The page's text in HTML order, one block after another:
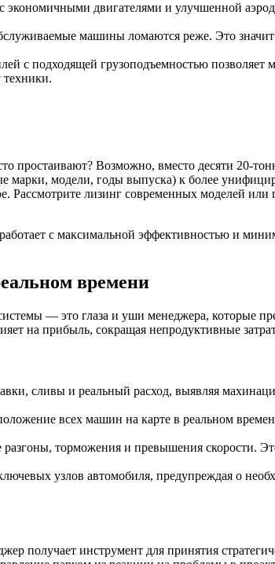
экономичными двигателями и улучшенной
машины ломаются реже. Это значит
с подходящей грузоподъемностью позволяет
техники.
простаивают? Возможно, вместо десяти 20-
марки, модели, годы выпуска) к более
Рассмотрите лизинг современных моделей
с максимальной эффективностью и
времени
— это глаза и уши менеджера, которые
на прибыль, сокращая непродуктивные
сливы и реальный расход, выявляя
всех машин на карте в реальном
разгоны, торможения и превышения скорости.
узлов автомобиля, предупреждая о
получает инструмент для принятия